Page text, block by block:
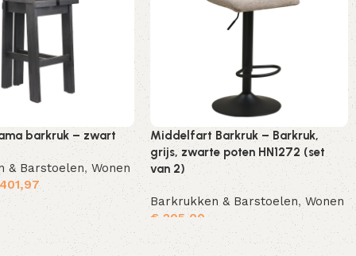
barkruk – zwart
& Barstoelen,Wonen
Middelfart Barkruk – Barkruk,
grijs, zwarte poten HN1272 (set
van 2)
Barkrukken & Barstoelen,Wonen
€ 205,00
Toevoegen aan winkelwagen